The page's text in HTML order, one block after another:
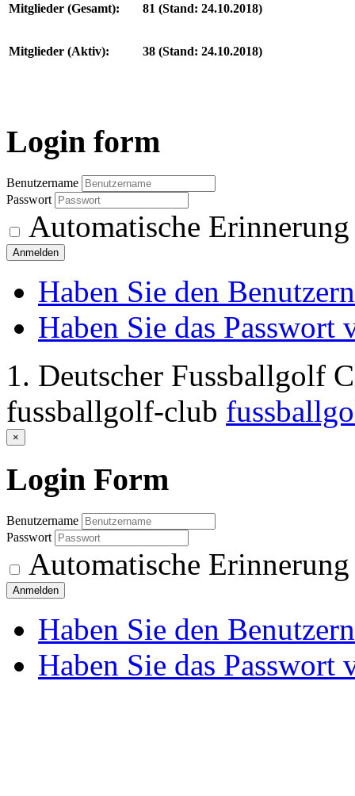
Mitglieder (Gesamt): 81 (Stand: 24.10.2018)
Mitglieder (Aktiv): 38 (Stand: 24.10.2018)
Login form
Benutzername
Passwort
Automatische Erinnerung
Anmelden
Haben Sie den
Haben Sie das Passwort
1. Deutscher Fussballgolf
fussballgolf-club
×
Login Form
Benutzername
Passwort
Automatische Erinnerung
Anmelden
Haben Sie den
Haben Sie das Passwort